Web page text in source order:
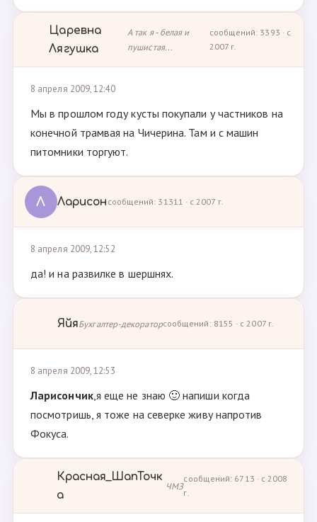
Царевна
Лягушка
А так я - белая и
пушистая...
сообщений: 3393 · с
2007 г.
8 апреля 2009, 12:40
Мы в прошлом году кусты покупали у частников на
конечной трамвая на Чичерина. Там и с машин
питомники торгуют.
Л Ларисон сообщений: 31311 · с 2007 г.
8 апреля 2009, 12:52
да! и на развилке в шершнях.
ЯйяБухгалтер-декораторсообщений: 8155 · с 2007 г.
8 апреля 2009, 12:53
Ларисончик,я еще не знаю 🙂 напиши когда
посмотришь, я тоже на северке живу напротив
Фокуса.
Красная_ШапТочк
а
ЧМЗ
сообщений: 6713 · с 2008
г.